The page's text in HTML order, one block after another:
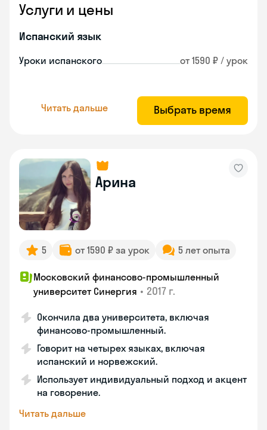
Услуги и цены
Испанский язык
Уроки испанского от 1590 ₽ / урок
Читать дальше Выбрать время
Арина
5 от 1590 ₽ за урок 5 лет опыта
Московский финансово-промышленный
университет Синергия • 2017 г.
Окончила два университета, включая
финансово-промышленный.
Говорит на четырех языках, включая
испанский и норвежский.
Использует индивидуальный подход и акцент
на говорение.
Читать дальше